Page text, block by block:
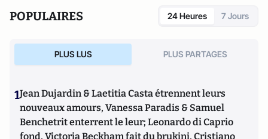
POPULAIRES 24 Heures 7 Jours
PLUS LUS PLUS PARTAGES
1Jean Dujardin & Laetitia Casta étrennent leurs
nouveaux amours, Vanessa Paradis & Samuel
Benchetrit enterrent le leur; Leonardo di Caprio
fond, Victoria Beckham fait du brukini, Cristiano